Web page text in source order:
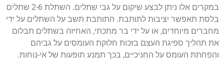
במקרים אלו ניתן לבצע שיקום על גבי שתלים. השתלת 2-6 שתלים
בלסת תאפשר יציבות לתותבת. התותבת תשב על השתלים על ידי
מחברים מיוחדים, או על ידי בר מתכתי, האחיזה בשתלים תבלום
את תהליך ספיגת העצם בזכות חלוקת העומסים על גביהם
והפחתת העומס על החניכיים, בכך תמנע תופעות של אי-נוחות.